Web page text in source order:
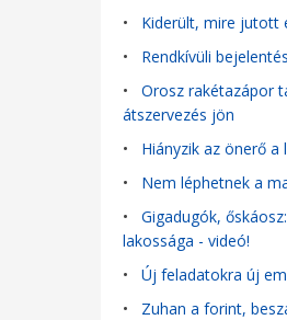
• Kiderült, mire jutott
• Rendkívüli
• Orosz rakétazápor
átszervezés jön
• Hiányzik az önerő
• Nem léphetnek a
• Gigadugók,
lakossága - videó!
• Új feladatokra új
• Zuhan a forint,